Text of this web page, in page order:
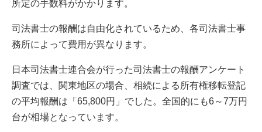
所定の手数料がかかります。
司法書士の報酬は自由化されているため、各司法書士事
務所によって費用が異なります。
日本司法書士連合会が行った司法書士の報酬アンケート
調査では、関東地区の場合、相続による所有権移転登記
の平均報酬は「65,800円」でした。全国的にも6～7万円
台が相場となっています。